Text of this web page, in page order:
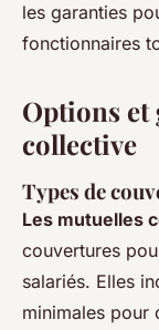
les garanties
fonctionnaires
Options et
collective
Types de
Les mutuelles
couvertures
salariés. Elles
minimales pour